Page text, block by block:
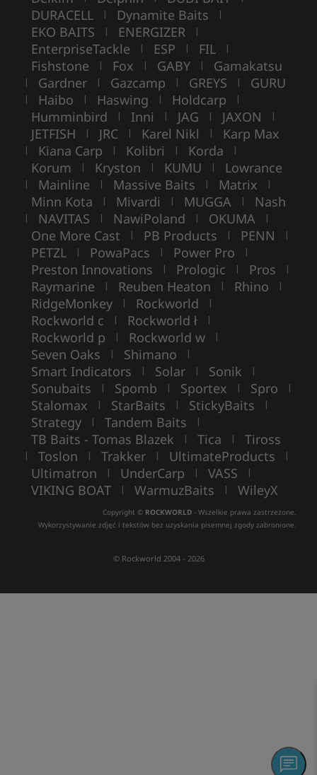
DURACELL | Dynamite Baits |
EKO BAITS | ENERGIZER |
EnterpriseTackle | ESP | FIL |
Fishstone | Fox | GABY | Gamakatsu
| Gardner | Gazcamp | GREYS | GURU
| Haibo | Haswing | Holdcarp |
Humminbird | Inni | JAG | JAXON |
JETFISH | JRC | Karel Nikl | Karp Max
| Kiana Carp | Kolibri | Korda |
Korum | Kryston | KUMU | Lowrance
| Mainline | Massive Baits | Matrix |
Minn Kota | Mivardi | MUGGA | Nash
| NAVITAS | NawiPoland | OKUMA |
One More Cast | PB Products | PENN |
PETZL | PowaPacs | Power Pro |
Preston Innovations | Prologic | Pros |
Raymarine | Reuben Heaton | Rhino |
RidgeMonkey | Rockworld |
Rockworld c | Rockworld ł |
Rockworld p | Rockworld w |
Seven Oaks | Shimano |
Smart Indicators | Solar | Sonik |
Sonubaits | Spomb | Sportex | Spro |
Stalomax | StarBaits | StickyBaits |
Strategy | Tandem Baits |
TB Baits - Tomas Blazek | Tica | Tiross
| Toslon | Trakker | UltimateProducts |
Ultimatron | UnderCarp | VASS |
VIKING BOAT | WarmuzBaits | WileyX
Copyright © ROCKWORLD - Wszelkie prawa zastrzeżone.
Wykorzystywanie zdjęć i tekstów bez uzyskania pisemnej zgody zabronione.
© Rockworld 2004 - 2026